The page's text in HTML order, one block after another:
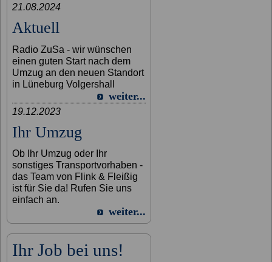
21.08.2024
Aktuell
Radio ZuSa - wir wünschen
einen guten Start nach dem
Umzug an den neuen Standort
in Lüneburg Volgershall
weiter...
19.12.2023
Ihr Umzug
Ob Ihr Umzug oder Ihr
sonstiges Transportvorhaben -
das Team von Flink & Fleißig
ist für Sie da! Rufen Sie uns
einfach an.
weiter...
Ihr Job bei uns!